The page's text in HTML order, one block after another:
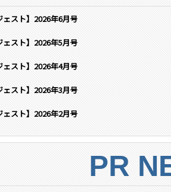
ェスト】2026年6月号
ェスト】2026年5月号
ェスト】2026年4月号
ェスト】2026年3月号
ェスト】2026年2月号
PR